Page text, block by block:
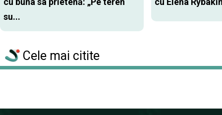
su...
Cele mai citite